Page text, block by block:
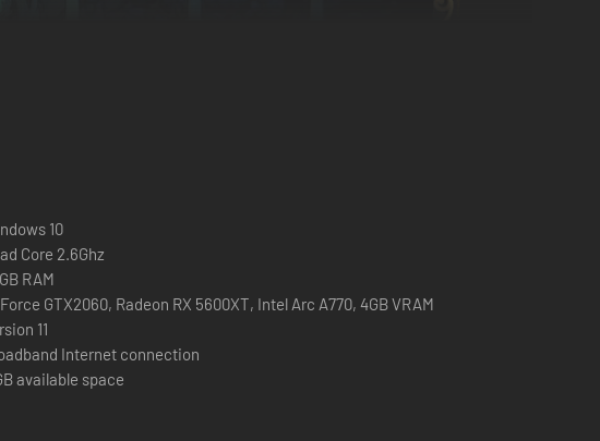
10
Core 2.6Ghz
RAM
GTX2060, Radeon RX 5600XT, Intel Arc A770, 4GB VRAM
11
Internet connection
available space